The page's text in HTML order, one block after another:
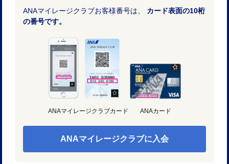
ANAマイレージクラブお客様番号は、 カード表面の10桁
の番号です。
ANAマイレージクラブカード ANAカード
ANAマイレージクラブに入会